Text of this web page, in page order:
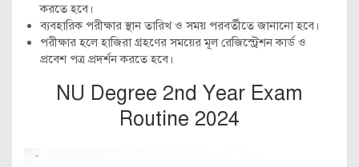
করতে হবে।
ব্যবহারিক পরীক্ষার স্থান তারিখ ও সময় পরবর্তীতে জানানো হবে।
পরীক্ষার হলে হাজিরা গ্রহণের সময়ের মূল রেজিস্ট্রেশন কার্ড ও
প্রবেশ পত্র প্রদর্শন করতে হবে।
NU Degree 2nd Year Exam
Routine 2024